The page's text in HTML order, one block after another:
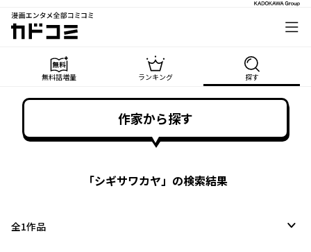
漫画エンタメ全部コミコミ
カドコミ
無料話増量 ランキング 探す
作家から探す
「シギサワカヤ」の検索結果
全1作品